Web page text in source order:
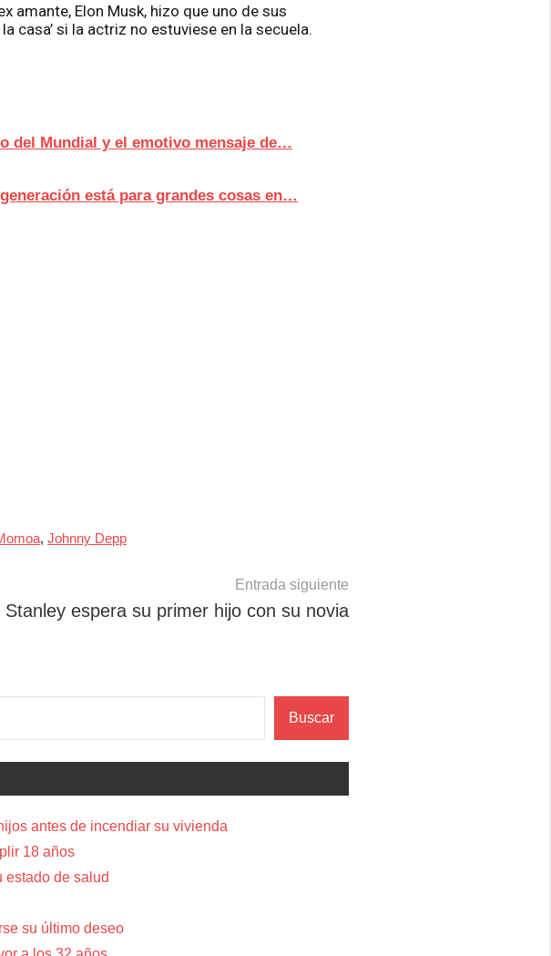
amante, Elon Musk, hizo que uno de sus
casa’ si la actriz no estuviese en la secuela.
del Mundial y el emotivo mensaje de…
está para grandes cosas en…
, Johnny Depp
Entrada siguiente
Stanley espera su primer hijo con su novia
Buscar
antes de incendiar su vivienda
18 años
estado de salud
su último deseo